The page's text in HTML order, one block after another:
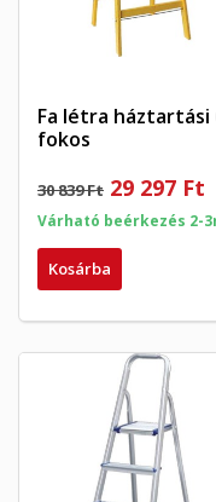
Fa létra háztartási
fokos
30 839 Ft 29 297 Ft
Várható beérkezés 2-
Kosárba
Create new list
((confirmMessage))
Mégsem
mentéséhez.